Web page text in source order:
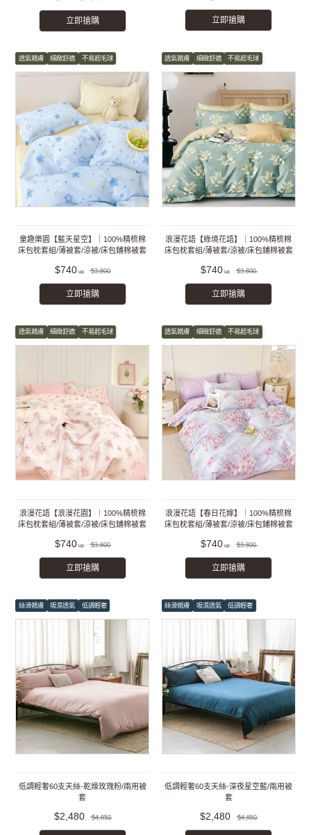
立即搶購 立即搶購
透氣親膚 細緻舒適 不易起毛球
童趣樂園【藍天星空】｜100%精梳棉
床包枕套組/薄被套/涼被/床包鋪棉被套
$740 $3,800
立即搶購
透氣親膚 細緻舒適 不易起毛球
浪漫花語【綠境花語】｜100%精梳棉
床包枕套組/薄被套/涼被/床包鋪棉被套
$740 $3,800
立即搶購
透氣親膚 細緻舒適 不易起毛球
浪漫花語【浪漫花園】｜100%精梳棉
床包枕套組/薄被套/涼被/床包鋪棉被套
$740 $3,800
立即搶購
透氣親膚 細緻舒適 不易起毛球
浪漫花語【春日花嫁】｜100%精梳棉
床包枕套組/薄被套/涼被/床包鋪棉被套
$740 $3,800
立即搶購
絲滑親膚 吸濕透氣 低調輕奢
低調輕奢60支天絲-乾燥玫瑰粉/兩用被
套
$2,480 $4,850
絲滑親膚 吸濕透氣 低調輕奢
低調輕奢60支天絲-深夜星空藍/兩用被
套
$2,480 $4,850